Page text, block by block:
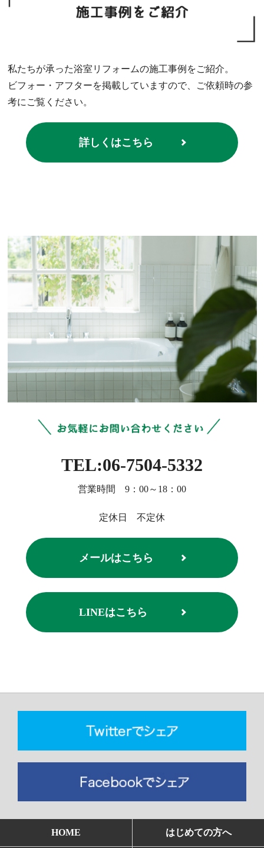
私たちが承った浴室リフォームの施工事例をご紹介。
ビフォー・アフターを掲載していますので、ご依頼時の参
考にご覧ください。
詳しくはこちら
TEL:06-7504-5332
営業時間 9：00～18：00
定休日 不定休
メールはこちら
LINEはこちら
HOME はじめての方へ